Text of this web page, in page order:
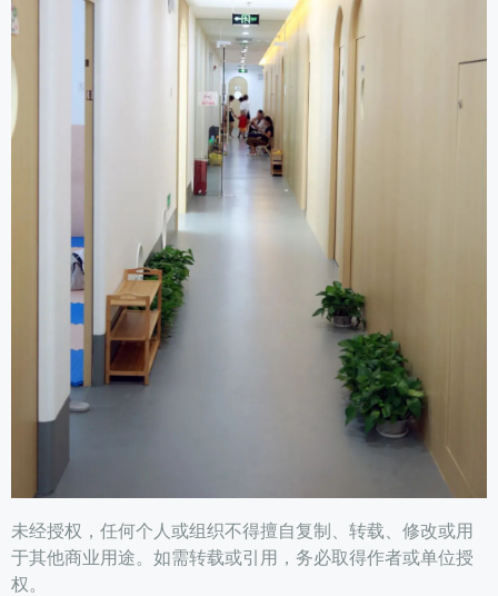
未经授权，任何个人或组织不得擅自复制、转载、修改或用
于其他商业用途。如需转载或引用，务必取得作者或单位授
权。